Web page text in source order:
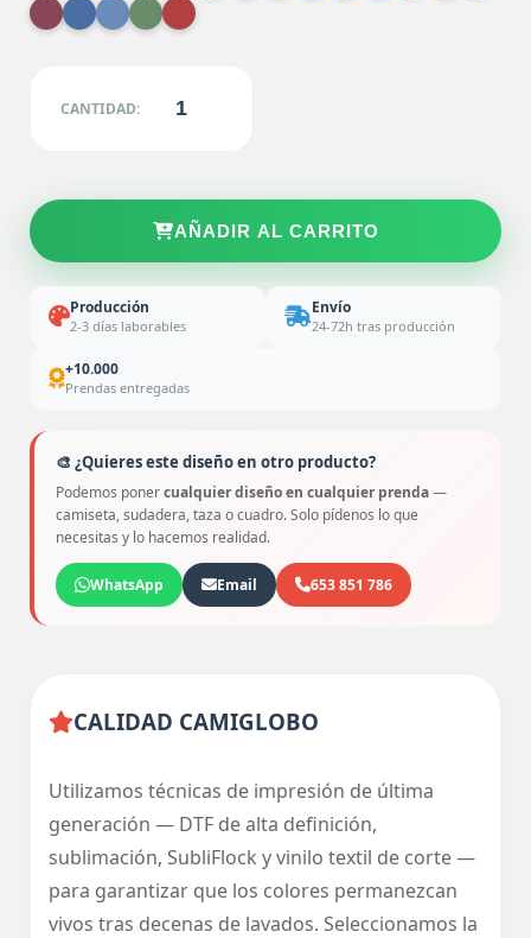
CANTIDAD:
AÑADIR AL CARRITO
Producción
2-3 días laborables
Envío
24-72h tras producción
+10.000
Prendas entregadas
🎨 ¿Quieres este diseño en otro producto?
Podemos ponercualquier diseño en cualquier prenda—
camiseta, sudadera, taza o cuadro. Solo pídenos lo que
necesitas y lo hacemos realidad.
WhatsApp Email 653 851 786
CALIDAD CAMIGLOBO
Utilizamos técnicas de impresión de última
generación — DTF de alta definición,
sublimación, SubliFlock y vinilo textil de corte —
para garantizar que los colores permanezcan
vivos tras decenas de lavados. Seleccionamos la